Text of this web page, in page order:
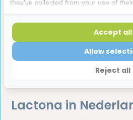
Lactonais al sinds 1933 een
mondverzorging te noemen. Als
fabrikanten van tandpasta legde
wat inmiddels een uitgebreid en
assortiment is geworden. Dankzij
innovatie produceert Lactona
Lactona in
they've collected from your use of
Reject all
Allow
Accept all